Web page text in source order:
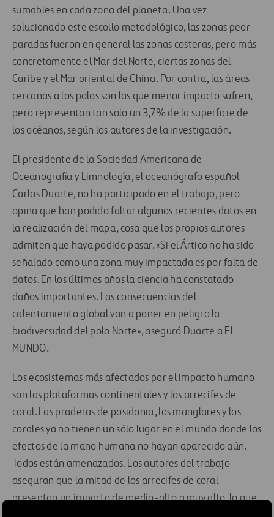
sumables en cada zona del planeta. Una vez
solucionado este escollo metodológico, las zonas peor
paradas fueron en general las zonas costeras, pero más
concretamente el Mar del Norte, ciertas zonas del
Caribe y el Mar oriental de China. Por contra, las áreas
cercanas a los polos son las que menor impacto sufren,
pero representan tan solo un 3,7% de la superficie de
los océanos, según los autores de la investigación.
El presidente de la Sociedad Americana de
Oceanografía y Limnología, el oceanógrafo español
Carlos Duarte, no ha participado en el trabajo, pero
opina que han podido faltar algunos recientes datos en
la realización del mapa, cosa que los propios autores
admiten que haya podido pasar. «Si el Ártico no ha sido
señalado como una zona muy impactada es por falta de
datos. En los últimos años la ciencia ha constatado
daños importantes. Las consecuencias del
calentamiento global van a poner en peligro la
biodiversidad del polo Norte», aseguró Duarte a EL
MUNDO.
Los ecosistemas más afectados por el impacto humano
son las plataformas continentales y los arrecifes de
coral. Las praderas de posidonia, los manglares y los
corales ya no tienen un sólo lugar en el mundo donde los
efectos de la mano humana no hayan aparecido aún.
Todos están amenazados. Los autores del trabajo
aseguran que la mitad de los arrecifes de coral
presentan un impacto de medio-alto a muy alto, lo que